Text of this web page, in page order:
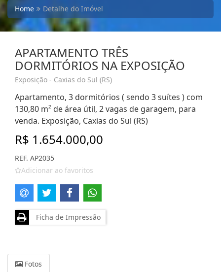
Home Detalhe do Imóvel
APARTAMENTO TRÊS
DORMITÓRIOS NA EXPOSIÇÃO
Exposição - Caxias do Sul (RS)
Apartamento, 3 dormitórios ( sendo 3 suítes ) com
130,80 m² de área útil, 2 vagas de garagem, para
venda. Exposição, Caxias do Sul (RS)
R$ 1.654.000,00
REF. AP2035
Adicionar ao favoritos
Ficha de Impressão
Fotos